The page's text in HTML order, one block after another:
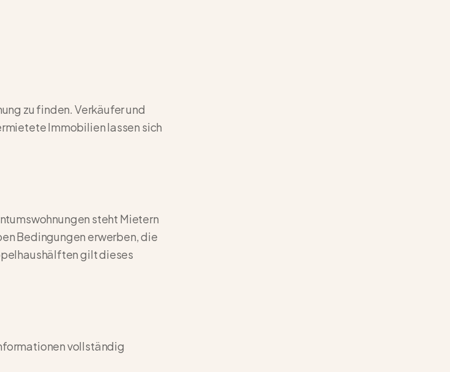
zu finden. Verkäufer und
Immobilien lassen sich
steht Mietern
Bedingungen erwerben, die
gilt dieses
vollständig